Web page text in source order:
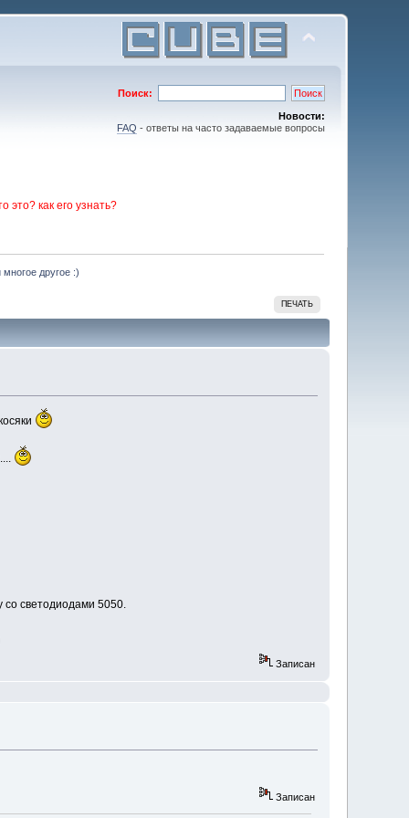
Поиск:
Новости:
FAQ - ответы на часто задаваемые вопросы
это? как его узнать?
другое :)
ПЕЧАТЬ
со светодиодами 5050.
Записан
Записан